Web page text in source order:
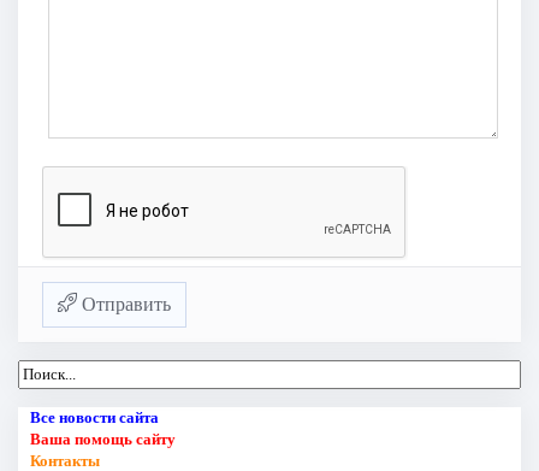
Отправить
Все новости сайта
Ваша помощь сайту
Контакты